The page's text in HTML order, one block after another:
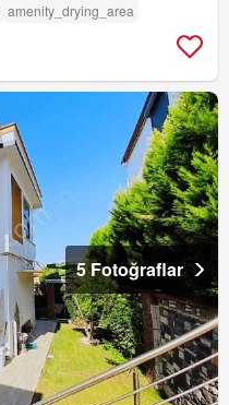
amenity_drying_area
5 Fotoğraflar